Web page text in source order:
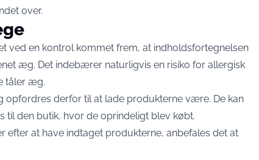
over.
ved en kontrol kommet frem, at indholdsfortegnelsen
æg. Det indebærer naturligvis en risiko for allergisk
tåler æg.
derfor til at lade produkterne være. De kan
til den butik, hvor de oprindeligt blev købt.
efter at have indtaget produkterne, anbefales det at